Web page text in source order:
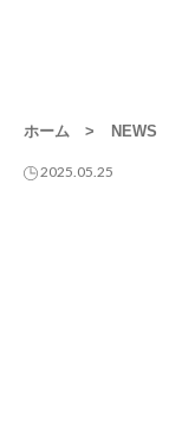
ホーム > NEWS
2025.05.25